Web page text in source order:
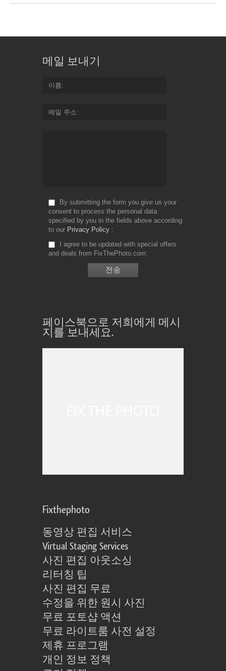
메일 보내기
이름
메일 주소
By submitting the form you give us your
consent to process the personal data
specified by you in the fields above according
to our Privacy Policy
I agree to be updated with special offers
and deals from FixThePhoto.com
페이스북으로 저희에게 메시
지를 보내세요.
Fixthephoto
동영상 편집 서비스
Virtual Staging Services
사진 편집 아웃소싱
리터칭 팁
사진 편집 무료
수정을 위한 원시 사진
무료 포토샵 액션
무료 라이트룸 사전 설정
제휴 프로그램
개인 정보 정책